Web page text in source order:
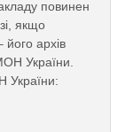
повинен
якщо
архів
України.
України: